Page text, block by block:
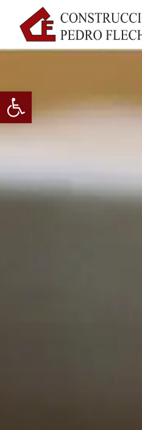
Abrir barra de herramientas